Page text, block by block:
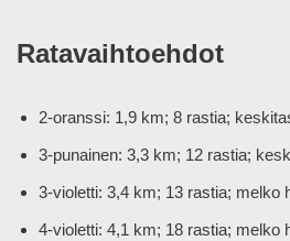
Ratavaihtoehdot
2-oranssi: 1,9 km; 8 rastia;
3-punainen: 3,3 km; 12 rastia;
3-violetti: 3,4 km; 13 rastia; melko
4-violetti: 4,1 km; 18 rastia; melko